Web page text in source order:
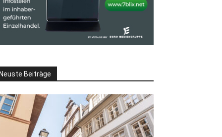
Beiträge